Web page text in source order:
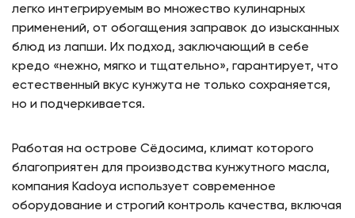
легко интегрируемым во множество кулинарных
применений, от обогащения заправок до изысканных
блюд из лапши. Их подход, заключающий в себе
кредо «нежно, мягко и тщательно», гарантирует, что
естественный вкус кунжута не только сохраняется,
но и подчеркивается.
Работая на острове Сёдосима, климат которого
благоприятен для производства кунжутного масла,
компания Kadoya использует современное
оборудование и строгий контроль качества, включая